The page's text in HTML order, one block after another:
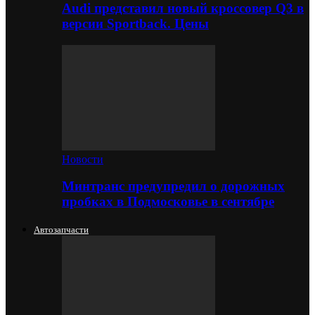
Audi представил новый кроссовер Q3 в
версии Sportback. Цены
Новости
Минтранс предупредил о дорожных
пробках в Подмосковье в сентябре
Автозапчасти